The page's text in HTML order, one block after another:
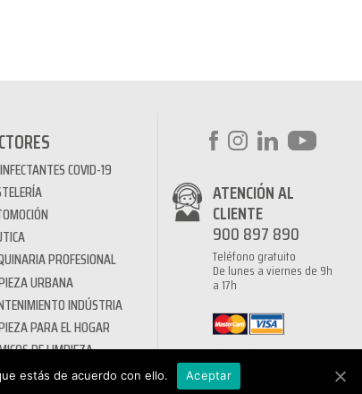
COVID-19
PROFESIONAL
URBANA
INDÚSTRIA
PARA EL HOGAR
DE LIMPIEZA
ATENCIÓN AL
CLIENTE
900 897 890
Teléfono gratuito
De lunes a viernes de 9h
a 17h
estás de acuerdo con ello. Aceptar